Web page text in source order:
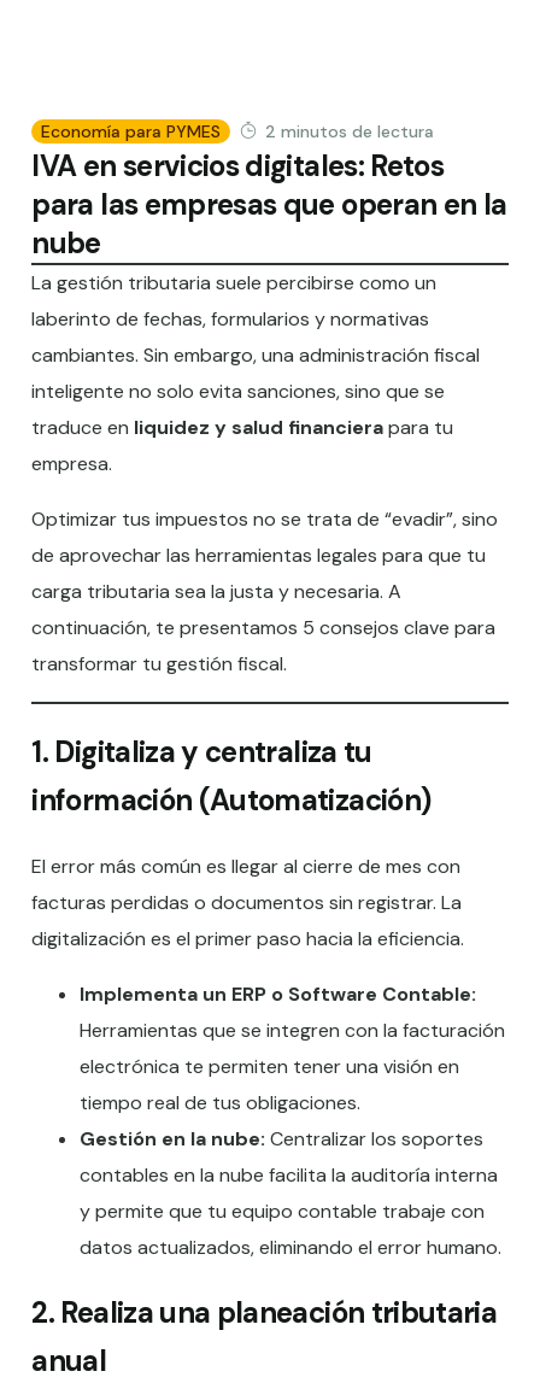
Economía para PYMES 2 minutos de lectura
IVA en servicios digitales: Retos
para las empresas que operan en la
nube
La gestión tributaria suele percibirse como un
laberinto de fechas, formularios y normativas
cambiantes. Sin embargo, una administración fiscal
inteligente no solo evita sanciones, sino que se
traduce en liquidez y salud financierapara tu
empresa.
Optimizar tus impuestos no se trata de “evadir”, sino
de aprovechar las herramientas legales para que tu
carga tributaria sea la justa y necesaria. A
continuación, te presentamos 5 consejos clave para
transformar tu gestión fiscal.
1. Digitaliza y centraliza tu
información (Automatización)
El error más común es llegar al cierre de mes con
facturas perdidas o documentos sin registrar. La
digitalización es el primer paso hacia la eficiencia.
Implementa un ERP o Software Contable:
Herramientas que se integren con la facturación
electrónica te permiten tener una visión en
tiempo real de tus obligaciones.
Gestión en la nube: Centralizar los soportes
contables en la nube facilita la auditoría interna
y permite que tu equipo contable trabaje con
datos actualizados, eliminando el error humano.
2. Realiza una planeación tributaria
anual